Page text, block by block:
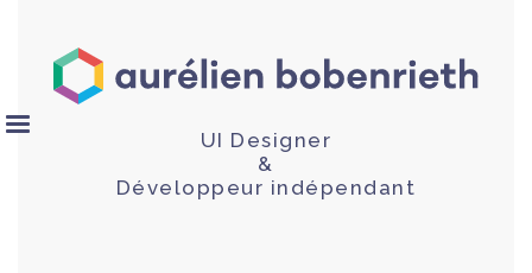
UI Designer
&
Développeur indépendant